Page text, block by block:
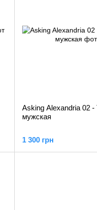
Asking Alexandria 02 -
мужская
1 300 грн